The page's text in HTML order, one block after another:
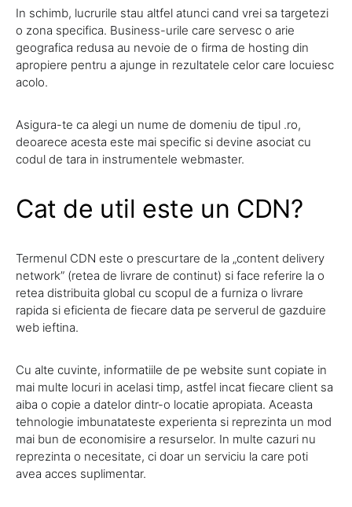
In schimb, lucrurile stau altfel atunci cand vrei sa targetezi
o zona specifica. Business-urile care servesc o arie
geografica redusa au nevoie de o firma de hosting din
apropiere pentru a ajunge in rezultatele celor care locuiesc
acolo.
Asigura-te ca alegi un nume de domeniu de tipul .ro,
deoarece acesta este mai specific si devine asociat cu
codul de tara in instrumentele webmaster.
Cat de util este un CDN?
Termenul CDN este o prescurtare de la „content delivery
network” (retea de livrare de continut) si face referire la o
retea distribuita global cu scopul de a furniza o livrare
rapida si eficienta de fiecare data pe serverul de gazduire
web ieftina.
Cu alte cuvinte, informatiile de pe website sunt copiate in
mai multe locuri in acelasi timp, astfel incat fiecare client sa
aiba o copie a datelor dintr-o locatie apropiata. Aceasta
tehnologie imbunatateste experienta si reprezinta un mod
mai bun de economisire a resurselor. In multe cazuri nu
reprezinta o necesitate, ci doar un serviciu la care poti
avea acces suplimentar.